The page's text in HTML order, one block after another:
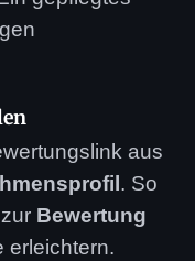
aus
. So
Bewertung
erleichtern.